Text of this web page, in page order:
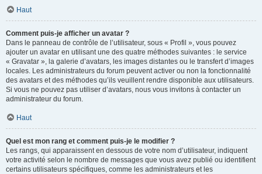
Haut
Comment puis-je afficher un avatar ?
Dans le panneau de contrôle de l’utilisateur, sous « Profil », vous pouvez
ajouter un avatar en utilisant une des quatre méthodes suivantes : le service
« Gravatar », la galerie d’avatars, les images distantes ou le transfert d’images
locales. Les administrateurs du forum peuvent activer ou non la fonctionnalité
des avatars et des méthodes qu’ils veuillent rendre disponible aux utilisateurs.
Si vous ne pouvez pas utiliser d’avatars, nous vous invitons à contacter un
administrateur du forum.
Haut
Quel est mon rang et comment puis-je le modifier ?
Les rangs, qui apparaissent en dessous de votre nom d’utilisateur, indiquent
votre activité selon le nombre de messages que vous avez publié ou identifient
certains utilisateurs spécifiques, comme les administrateurs et les